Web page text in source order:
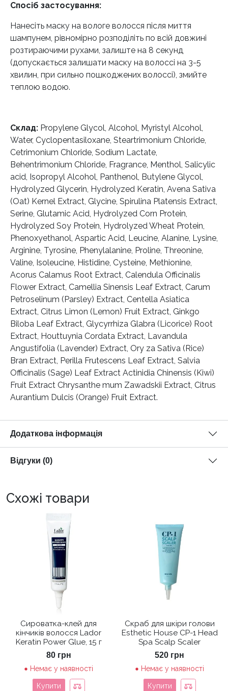
Спосіб застосування:
Нанесіть маску на вологе волосся після миття
шампунем, рівномірно розподіліть по всій довжині
розтираючими рухами, залиште на 8 секунд
(допускається залишати маску на волоссі на 3-5
хвилин, при сильно пошкоджених волоссі), змийте
теплою водою.
Склад: Propylene Glycol, Alcohol, Myristyl Alcohol,
Water, Cyclopentasiloxane, Steartrimonium Chloride,
Cetrimonium Chloride, Sodium Lactate,
Behentrimonium Chloride, Fragrance, Menthol, Salicylic
acid, Isopropyl Alcohol, Panthenol, Butylene Glycol,
Hydrolyzed Glycerin, Hydrolyzed Keratin, Avena Sativa
(Oat) Kernel Extract, Glycine, Spirulina Platensis Extract,
Serine, Glutamic Acid, Hydrolyzed Corn Protein,
Hydrolyzed Soy Protein, Hydrolyzed Wheat Protein,
Phenoxyethanol, Aspartic Acid, Leucine, Alanine, Lysine,
Arginine, Tyrosine, Phenylalanine, Proline, Threonine,
Valine, Isoleucine, Histidine, Cysteine, Methionine,
Acorus Calamus Root Extract, Calendula Officinalis
Flower Extract, Camellia Sinensis Leaf Extract, Carum
Petroselinum (Parsley) Extract, Centella Asiatica
Extract, Citrus Limon (Lemon) Fruit Extract, Ginkgo
Biloba Leaf Extract, Glycyrrhiza Glabra (Licorice) Root
Extract, Houttuynia Cordata Extract, Lavandula
Angustifolia (Lavender) Extract, Ory za Sativa (Rice)
Bran Extract, Perilla Frutescens Leaf Extract, Salvia
Officinalis (Sage) Leaf Extract Actinidia Chinensis (Kiwi)
Fruit Extract Chrysanthe mum Zawadskii Extract, Citrus
Aurantium Dulcis (Orange) Fruit Extract.
Додаткова інформація
Відгуки (0)
Схожі товари
Сироватка-клей для
кінчиків волосся Lador
Keratin Power Glue, 15 г
80 грн
Немає у наявності
Купити
Скраб для шкіри голови
Esthetic House CP-1 Head
Spa Scalp Scaler
520 грн
Немає у наявності
Купити